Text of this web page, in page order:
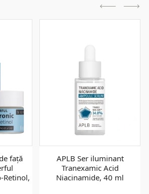
față
Retinol,
APLB Ser iluminant
Tranexamic Acid
Niacinamide, 40 ml